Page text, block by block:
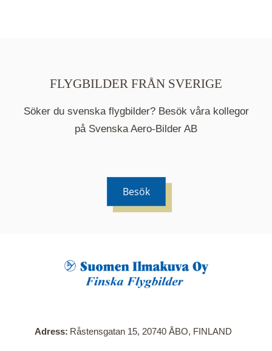
När du klickar på en serie så öppnas en ny flik.
Här visas en karta över bilder med kända
FLYGBILDER FRÅN SVERIGE
Söker du svenska flygbilder? Besök våra kollegor
på Svenska Aero-Bilder AB
Besök
Adress Råstensgatan 15, 20740 ÅBO, FINLAND